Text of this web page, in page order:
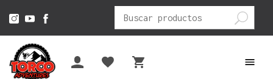
Buscar
por: